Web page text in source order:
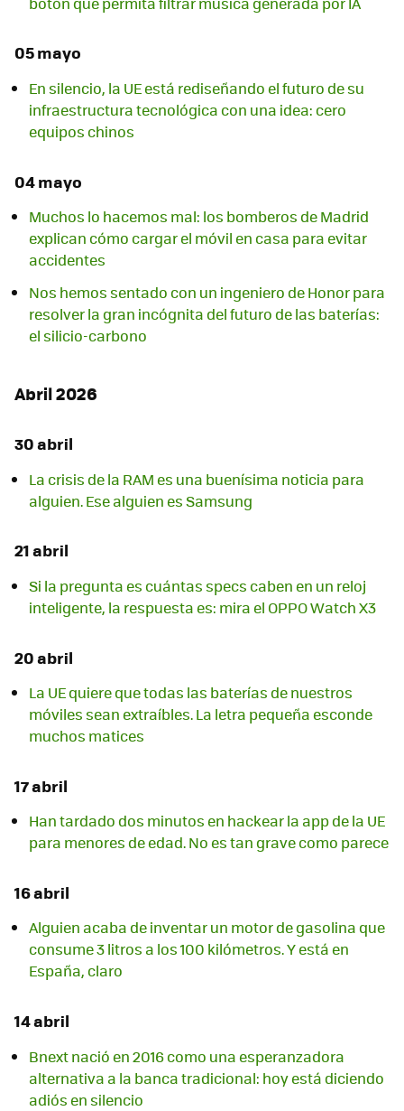
05 mayo
En silencio, la UE está rediseñando el futuro de su
infraestructura tecnológica con una idea: cero
equipos chinos
04 mayo
Muchos lo hacemos mal: los bomberos de Madrid
explican cómo cargar el móvil en casa para evitar
accidentes
Nos hemos sentado con un ingeniero de Honor para
resolver la gran incógnita del futuro de las baterías:
el silicio-carbono
Abril 2026
30 abril
La crisis de la RAM es una buenísima noticia para
alguien. Ese alguien es Samsung
21 abril
Si la pregunta es cuántas specs caben en un reloj
inteligente, la respuesta es: mira el OPPO Watch X3
20 abril
La UE quiere que todas las baterías de nuestros
móviles sean extraíbles. La letra pequeña esconde
muchos matices
17 abril
Han tardado dos minutos en hackear la app de la UE
para menores de edad. No es tan grave como parece
16 abril
Alguien acaba de inventar un motor de gasolina que
consume 3 litros a los 100 kilómetros. Y está en
España, claro
14 abril
Bnext nació en 2016 como una esperanzadora
alternativa a la banca tradicional: hoy está diciendo
adiós en silencio